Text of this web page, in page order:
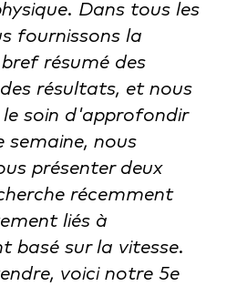
Dans tous les
fournissons la
résumé des
résultats, et nous
le soin d'approfondir
semaine, nous
présenter deux
récemment
liés à
basé sur la vitesse.
voici notre 5e